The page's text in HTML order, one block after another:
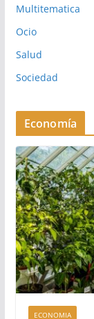
Multitematica
Ocio
Salud
Sociedad
Economía
ECONOMIA